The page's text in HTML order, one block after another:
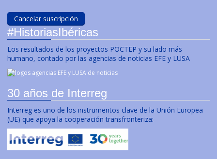
#HistoriasIbéricas
Los resultados de los proyectos POCTEP y su lado más
humano, contado por las agencias de noticias EFE y LUSA
30 años de Interreg
Interreg es uno de los instrumentos clave de la Unión Europea
(UE) que apoya la cooperación transfronteriza: